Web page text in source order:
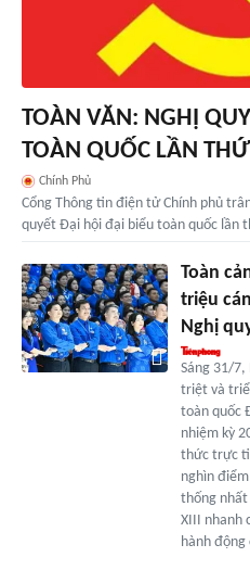
TOÀN VĂN: NGHỊ
TOÀN QUỐC LẦN
Chính Phủ
Cổng Thông tin điện tử Chính phủ
quyết Đại hội đại biểu toàn quốc lần
Toàn
triệu
Nghị
Sáng 31/
triệt và
toàn quốc
nhiệm kỳ
thức trực
nghìn
thống
XIII nhanh
hành động